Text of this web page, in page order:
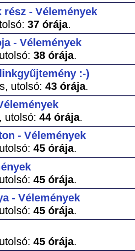
rész - Vélemények
37 órája.
- Vélemények
utolsó: 38 órája.
:-)
utolsó: 43 órája.
utolsó: 44 órája.
- Vélemények
utolsó: 45 órája.
utolsó: 45 órája.
- Vélemények
utolsó: 45 órája.
utolsó: 45 órája.